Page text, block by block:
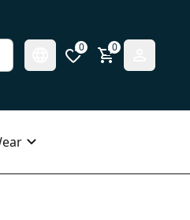
0 0